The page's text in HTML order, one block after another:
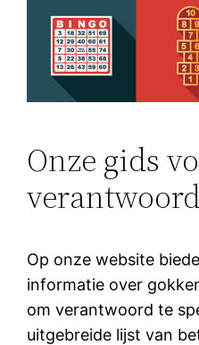
Onze gids
Op onze website
informatie over
om verantwoord te
uitgebreide lijst van